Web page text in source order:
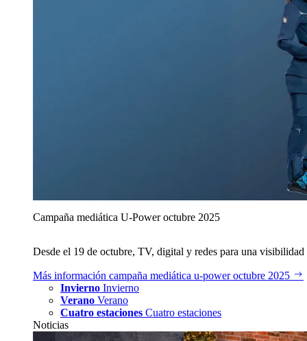
Campaña mediática U‑Power octubre 2025
Desde el 19 de octubre, TV, digital y redes para una
Más información campaña mediática u‑power octubre 2025
Invierno Invierno
Verano Verano
Cuatro estaciones Cuatro estaciones
Noticias